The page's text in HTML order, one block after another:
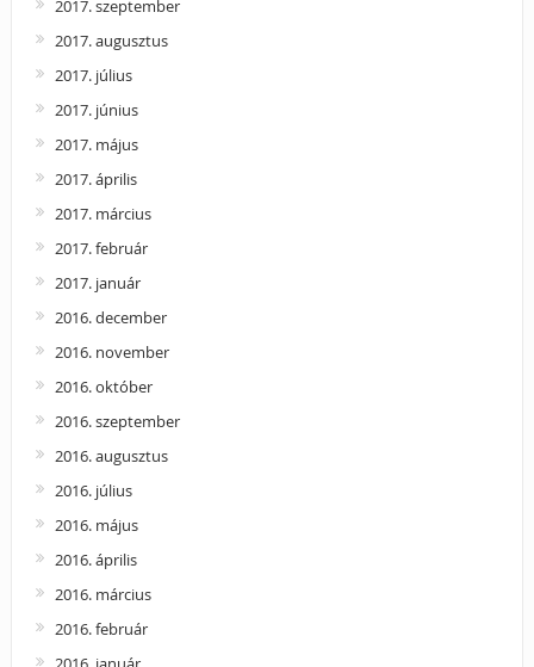
2017. szeptember
2017. augusztus
2017. július
2017. június
2017. május
2017. április
2017. március
2017. február
2017. január
2016. december
2016. november
2016. október
2016. szeptember
2016. augusztus
2016. július
2016. május
2016. április
2016. március
2016. február